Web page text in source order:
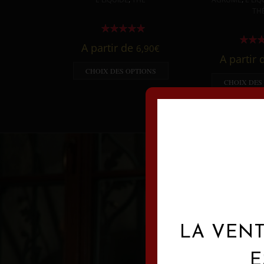
A partir de 6,90€
CHOIX DES OPTIONS
A partir
CHOIX DES
LA